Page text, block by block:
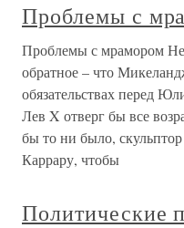
Проблемы с
Проблемы с мрамором
обратное – что
обязательствах перед
Лев X отверг бы все
бы то ни было,
Каррару, чтобы
Политические